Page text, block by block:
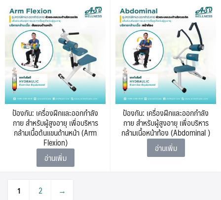
ป้องกัน: เครื่องฝึกและออกกำลัง
กาย สำหรับผู้สูงอายุ เพื่อบริหาร
กล้ามเนื้อต้นแขนด้านหน้า (Arm
Flexion)
อ่านเพิ่ม
ป้องกัน: เครื่องฝึกและออกกำลัง
กาย สำหรับผู้สูงอายุ เพื่อบริหาร
กล้ามเนื้อหน้าท้อง (Abdominal )
อ่านเพิ่ม
1 2 →